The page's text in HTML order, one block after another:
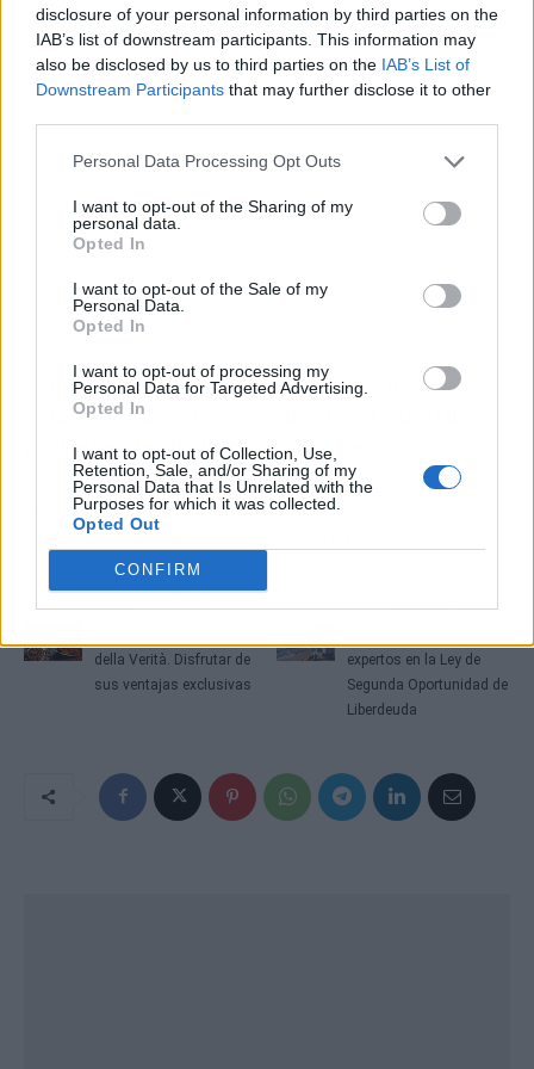
disclosure of your personal information by third parties on the
IAB’s list of downstream participants. This information may
also be disclosed by us to third parties on the IAB’s List of
Downstream Participants that may further disclose it to other
Personal Data Processing Opt Outs
I want to opt-out of the Sharing of my
personal data.
Opted In
I want to opt-out of the Sale of my
Personal Data.
Opted In
I want to opt-out of processing my
Personal Data for Targeted Advertising.
Opted In
I want to opt-out of Collection, Use,
Retention, Sale, and/or Sharing of my
Personal Data that Is Unrelated with the
Purposes for which it was collected.
Opted Out
CONFIRM
Por último, cabe destacar quetodos los datos
suministrados en el portal están a cargo de
profesionales de la zona, pertenecientes a
agencias que ofrecen respaldo en gestiones
legales o administrativas para que el hecho de
vivir en Cantabria sea una feliz realidad.
Artículo anterior
della Verità. Disfrutar de
sus ventajas exclusivas
Artículo siguiente
expertos en la Ley de
Segunda Oportunidad de
Liberdeuda